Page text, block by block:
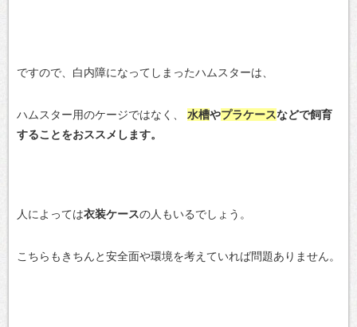
ですので、白内障になってしまったハムスターは、
ハムスター用のケージではなく、 水槽やプラケースなどで飼育
することをおススメします。
人によっては衣装ケースの人もいるでしょう。
こちらもきちんと安全面や環境を考えていれば問題ありません。